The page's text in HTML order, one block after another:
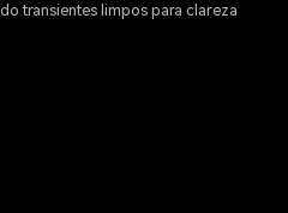
transientes limpos para clareza